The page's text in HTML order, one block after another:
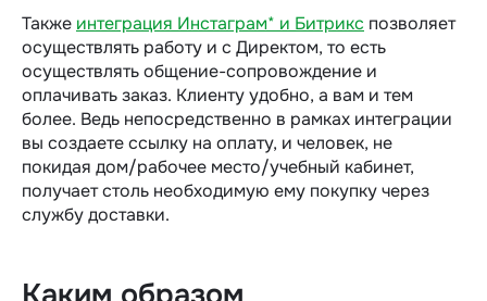
Также интеграция Инстаграм* и Битрикс позволяет
осуществлять работу и с Директом, то есть
осуществлять общение-сопровождение и
оплачивать заказ. Клиенту удобно, а вам и тем
более. Ведь непосредственно в рамках интеграции
вы создаете ссылку на оплату, и человек, не
покидая дом/рабочее место/учебный кабинет,
получает столь необходимую ему покупку через
службу доставки.